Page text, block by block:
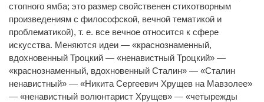
стопного ямба; это размер свойственен стихотворным
произведениям с философской, вечной тематикой и
проблематикой), т. е. все вечное относится к сфере
искусства. Меняются идеи — «краснознаменный,
вдохновенный Троцкий — «ненавистный Троцкий» —
«краснознаменный, вдохновенный Сталин» — «Сталин
ненавистный» — «Никита Сергеевич Хрущев на Мавзолее»
— «ненавистный волюнтарист Хрущев» — «четырежды